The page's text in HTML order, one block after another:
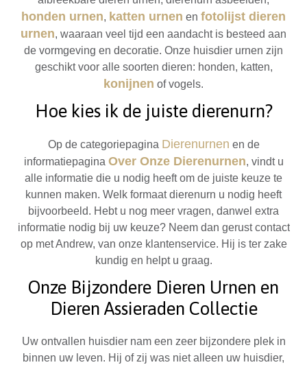
honden urnen, katten urnen en fotolijst dieren
urnen, waaraan veel tijd een aandacht is besteed aan
de vormgeving en decoratie. Onze huisdier urnen zijn
geschikt voor alle soorten dieren: honden, katten,
konijnen of vogels.
Hoe kies ik de juiste dierenurn?
Op de categoriepagina Dierenurnen en de
informatiepagina Over Onze Dierenurnen, vindt u
alle informatie die u nodig heeft om de juiste keuze te
kunnen maken. Welk formaat dierenurn u nodig heeft
bijvoorbeeld. Hebt u nog meer vragen, danwel extra
informatie nodig bij uw keuze? Neem dan gerust contact
op met Andrew, van onze klantenservice. Hij is ter zake
kundig en helpt u graag.
Onze Bijzondere Dieren Urnen en
Dieren Assieraden Collectie
Uw ontvallen huisdier nam een zeer bijzondere plek in
binnen uw leven. Hij of zij was niet alleen uw huisdier,